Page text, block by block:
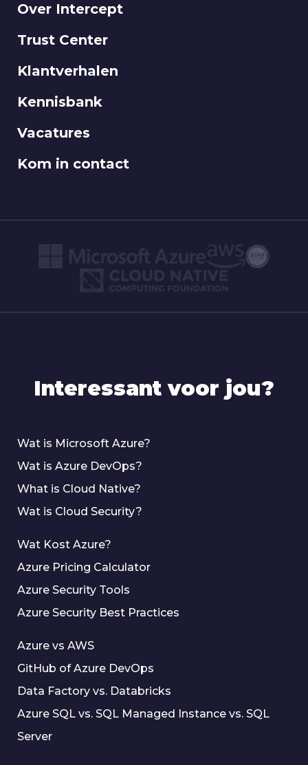
Over Intercept
Trust Center
Klantverhalen
Kennisbank
Vacatures
Kom in contact
Interessant voor jou?
Wat is Microsoft Azure?
Wat is Azure DevOps?
What is Cloud Native?
Wat is Cloud Security?
Wat Kost Azure?
Azure Pricing Calculator
Azure Security Tools
Azure Security Best Practices
Azure vs AWS
GitHub of Azure DevOps
Data Factory vs. Databricks
Azure SQL vs. SQL Managed Instance vs. SQL
Server